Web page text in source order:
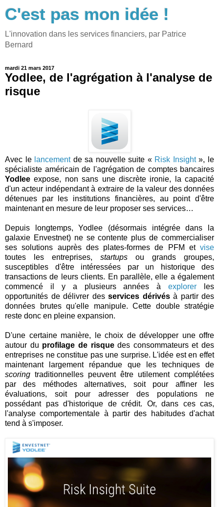
C'est pas mon idée !
L'innovation dans les services financiers, par Patrice
Bernard
mardi 21 mars 2017
Yodlee, de l'agrégation à l'analyse de
risque
Avec le lancementde sa nouvelle suite « Risk Insight», le
spécialiste américain de l'agrégation de comptes bancaires
Yodlee expose, non sans une discrète ironie, la capacité
d'un acteur indépendant à extraire de la valeur des données
détenues par les institutions financières, au point d'être
maintenant en mesure de leur proposer ses services…
Depuis longtemps, Yodlee (désormais intégrée dans la
galaxie Envestnet) ne se contente plus de commercialiser
ses solutions auprès des plates-formes de PFM et vise
toutes les entreprises, startups ou grands groupes,
susceptibles d'être intéressées par un historique des
transactions de leurs clients. En parallèle, elle a également
commencé il y a plusieurs années àexplorer les
opportunités de délivrer des services dérivésà partir des
données brutes qu'elle manipule. Cette double stratégie
reste donc en pleine expansion.
D'une certaine manière, le choix de développer une offre
autour du profilage de risquedes consommateurs et des
entreprises ne constitue pas une surprise. L'idée est en effet
maintenant largement répandue que les techniques de
scoring traditionnelles peuvent être utilement complétées
par des méthodes alternatives, soit pour affiner les
évaluations, soit pour adresser des populations ne
possédant pas d'historique de crédit. Or, dans ces cas,
l'analyse comportementale à partir des habitudes d'achat
tend à s'imposer.